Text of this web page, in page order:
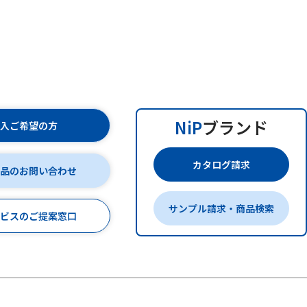
ご希望の方
のお問い合わせ
スのご提案窓口
NiPブランド
カタログ請求
サンプル請求・商品検索